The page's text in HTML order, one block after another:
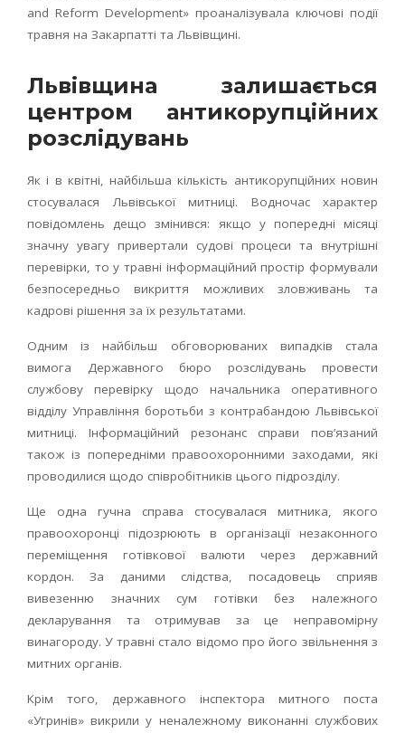
and Reform Development» проаналізувала ключові події
травня на Закарпатті та Львівщині.
Львівщина залишається
центром антикорупційних
розслідувань
Як і в квітні, найбільша кількість антикорупційних новин
стосувалася Львівської митниці. Водночас характер
повідомлень дещо змінився: якщо у попередні місяці
значну увагу привертали судові процеси та внутрішні
перевірки, то у травні інформаційний простір формували
безпосередньо викриття можливих зловживань та
кадрові рішення за їх результатами.
Одним із найбільш обговорюваних випадків стала
вимога Державного бюро розслідувань провести
службову перевірку щодо начальника оперативного
відділу Управління боротьби з контрабандою Львівської
митниці. Інформаційний резонанс справи пов’язаний
також із попередніми правоохоронними заходами, які
проводилися щодо співробітників цього підрозділу.
Ще одна гучна справа стосувалася митника, якого
правоохоронці підозрюють в організації незаконного
переміщення готівкової валюти через державний
кордон. За даними слідства, посадовець сприяв
вивезенню значних сум готівки без належного
декларування та отримував за це неправомірну
винагороду. У травні стало відомо про його звільнення з
митних органів.
Крім того, державного інспектора митного поста
«Угринів» викрили у неналежному виконанні службових